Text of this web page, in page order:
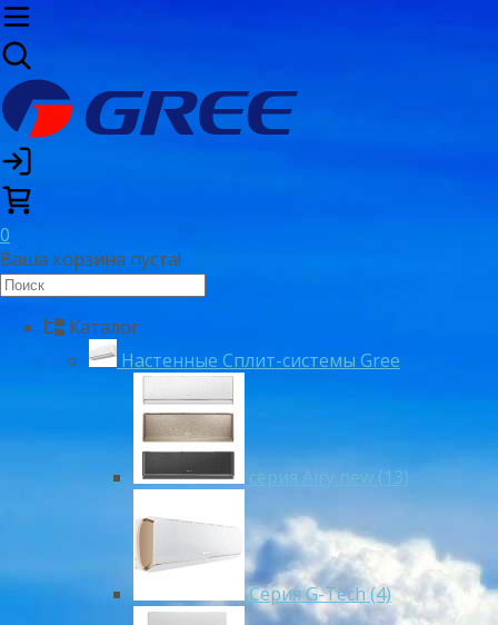
0
Ваша корзина пуста!
Каталог
Настенные Сплит-системы Gree
серия Airy new (13)
Серия G-Tech (4)